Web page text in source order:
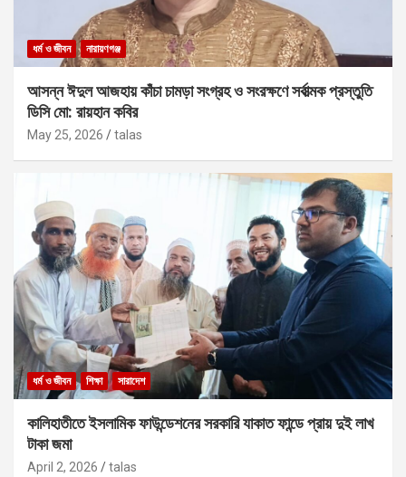
ধর্ম ও জীবন নারায়ণগঞ্জ
আসন্ন ঈদুল আজহায় কাঁচা চামড়া সংগ্রহ ও সংরক্ষণে সর্বাত্মক প্রস্তুতি
ডিসি মো: রায়হান কবির
May 25, 2026 talas
ধর্ম ও জীবন শিক্ষা সারাদেশ
কালিহাতীতে ইসলামিক ফাউন্ডেশনের সরকারি যাকাত ফান্ডে প্রায় দুই লাখ
টাকা জমা
April 2, 2026 talas